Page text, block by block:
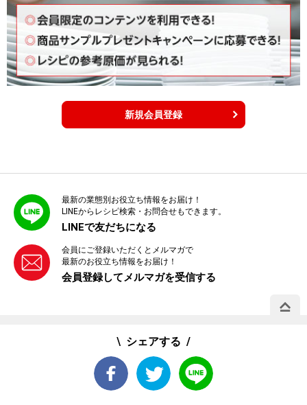
新規会員登録
最新の業態別お役立ち情報をお届け！
LINEからレシピ検索・お問合せもできます。
LINEで友だちになる
会員にご登録いただくとメルマガで
最新のお役立ち情報をお届け！
会員登録してメルマガを受信する
シェアする